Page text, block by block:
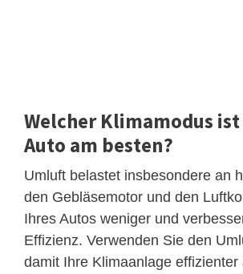
Welcher Klimamodus
Auto am besten?
Umluft belastet insbesondere an
den Gebläsemotor und den
Ihres Autos weniger und
Effizienz. Verwenden Sie den
damit Ihre Klimaanlage effizienter